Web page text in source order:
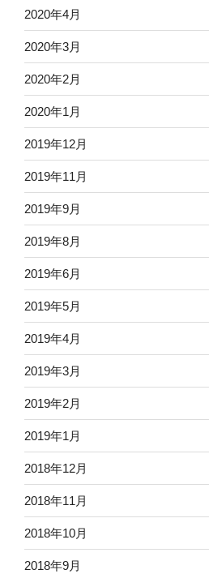
2020年4月
2020年3月
2020年2月
2020年1月
2019年12月
2019年11月
2019年9月
2019年8月
2019年6月
2019年5月
2019年4月
2019年3月
2019年2月
2019年1月
2018年12月
2018年11月
2018年10月
2018年9月